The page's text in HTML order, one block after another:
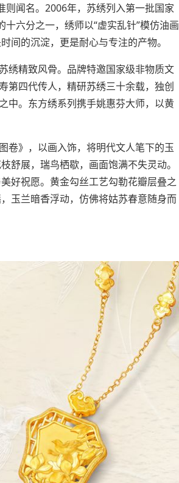
闻名。2006年，苏绣列入第一批国家
六分之一，绣师以“虚实乱针”模仿油画
间的沉淀，更是耐心与专注的产物。
精致风骨。品牌特邀国家级非物质文
第四代传人，精研苏绣三十余载，独创
中。东方绣系列携手姚惠芬大师，以黄
卷》，以画入饰，将明代文人笔下的玉
舒展，瑞鸟栖歇，画面饱满不失灵动。
好祝愿。黄金勾丝工艺勾勒花瓣层叠之
玉兰暗香浮动，仿佛将姑苏春意随身而